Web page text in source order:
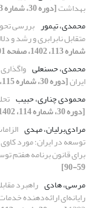
بهداشت[دوره 30، شماره 113، 1402، صفحه 139-174]
محمدی، تیمور بررسی
متقابل نابرابری و رشد و
شماره 113، 1402، صفحه 101-137]
محمدی، حسنعلی
ایران[دوره 30، شماره 115، 1402، صفحه 199-234]
محمودی چناری، حبیب
[دوره 30، شماره 114، 1402، صفحه 5-39]
مرادی‌‌‌‌‌برلیان، مهدی
توسعه در ایران؛ مورد
برای قانون برنامه هفتم
59-90]
مرسی، هادی راهبرد
رایانه‌ای ارائه‌دهنده